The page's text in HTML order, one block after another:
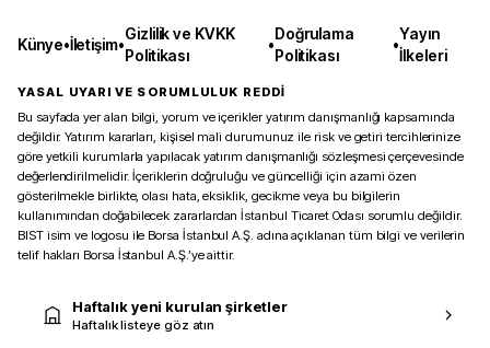
Künye•İletişim•
Gizlilik ve KVKK
Politikası
•
Doğrulama
Politikası
•
Yayın
İlkeleri
YASAL UYARI VE SORUMLULUK REDDİ
Bu sayfada yer alan bilgi, yorum ve içerikler yatırım danışmanlığı kapsamında
değildir. Yatırım kararları, kişisel mali durumunuz ile risk ve getiri tercihlerinize
göre yetkili kurumlarla yapılacak yatırım danışmanlığı sözleşmesi çerçevesinde
değerlendirilmelidir. İçeriklerin doğruluğu ve güncelliği için azami özen
gösterilmekle birlikte, olası hata, eksiklik, gecikme veya bu bilgilerin
kullanımından doğabilecek zararlardan İstanbul Ticaret Odası sorumlu değildir.
BIST isim ve logosu ile Borsa İstanbul A.Ş. adına açıklanan tüm bilgi ve verilerin
telif hakları Borsa İstanbul A.Ş.’ye aittir.
Haftalık yeni kurulan şirketler
Haftalık listeye göz atın